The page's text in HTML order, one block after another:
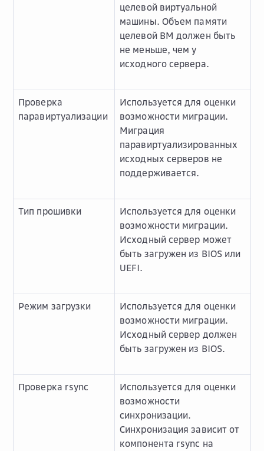
целевой виртуальной
машины. Объем памяти
целевой ВМ должен быть
не меньше, чем у
исходного сервера.
Проверка
паравиртуализации
Используется для оценки
возможности миграции.
Миграция
паравиртуализированных
исходных серверов не
поддерживается.
Тип прошивки
Используется для оценки
возможности миграции.
Исходный сервер может
быть загружен из BIOS или
UEFI.
Режим загрузки
Используется для оценки
возможности миграции.
Исходный сервер должен
быть загружен из BIOS.
Проверка rsync
Используется для оценки
возможности
синхронизации.
Синхронизация зависит от
компонента rsync на